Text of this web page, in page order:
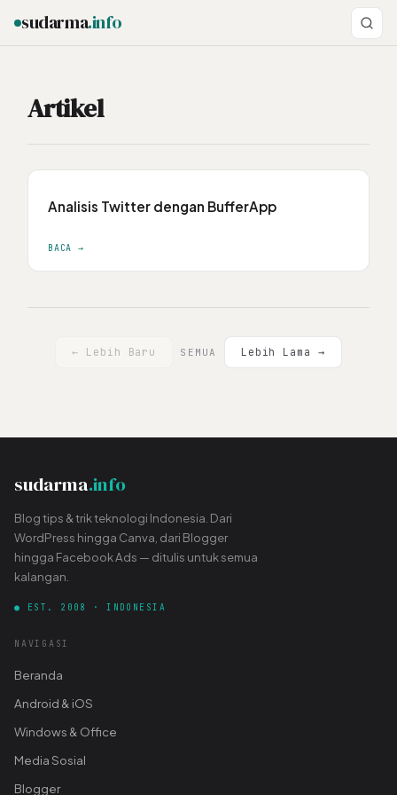
sudarma.info
Artikel
Analisis Twitter dengan BufferApp
BACA →
← Lebih Baru SEMUA Lebih Lama →
sudarma.info
Blog tips & trik teknologi Indonesia. Dari
WordPress hingga Canva, dari Blogger
hingga Facebook Ads — ditulis untuk semua
kalangan.
● EST. 2008 · INDONESIA
NAVIGASI
Beranda
Android & iOS
Windows & Office
Media Sosial
Blogger